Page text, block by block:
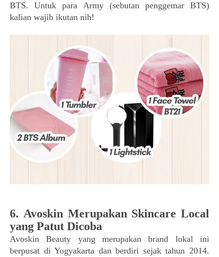
BTS. Untuk para Army (sebutan penggemar BTS)
kalian wajib ikutan nih!
6. Avoskin Merupakan Skincare Local
yang Patut Dicoba
Avoskin Beauty yang merupakan brand lokal ini
berpusat di Yogyakarta dan berdiri sejak tahun 2014.